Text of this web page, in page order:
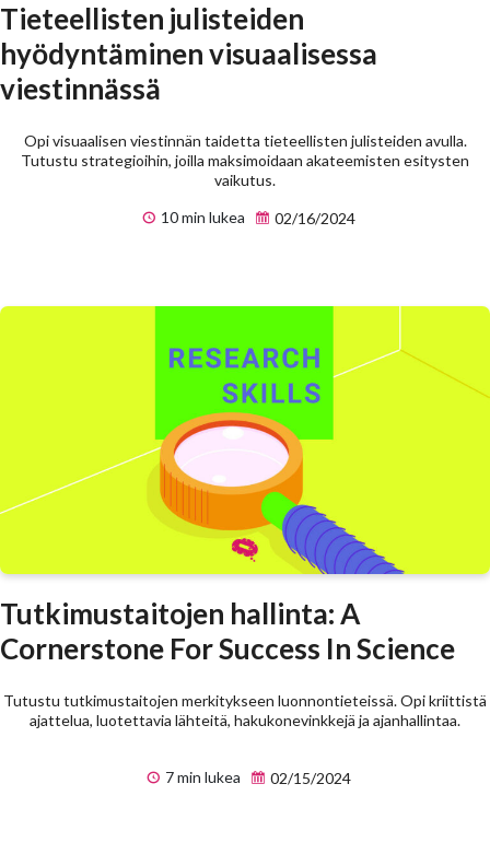
Tieteellisten julisteiden
hyödyntäminen visuaalisessa
viestinnässä
Opi visuaalisen viestinnän taidetta tieteellisten julisteiden avulla.
Tutustu strategioihin, joilla maksimoidaan akateemisten esitysten
vaikutus.
10 min lukea
02/16/2024
Tutkimustaitojen hallinta: A
Cornerstone For Success In Science
Tutustu tutkimustaitojen merkitykseen luonnontieteissä. Opi kriittistä
ajattelua, luotettavia lähteitä, hakukonevinkkejä ja ajanhallintaa.
7 min lukea 02/15/2024